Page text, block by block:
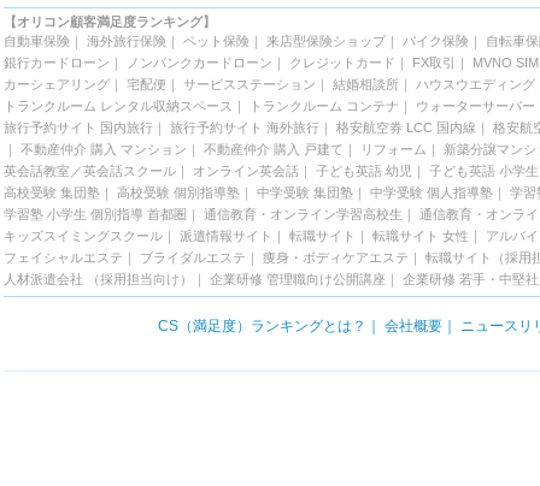
【オリコン顧客満足度ランキング】
自動車保険｜ 海外旅行保険｜ ペット保険｜ 来店型保険ショップ｜ バイク保険｜
自転車
銀行カードローン ｜ ノンバンクカードローン ｜ クレジットカード ｜ FX取引 ｜ MVNO SIM
カーシェアリング｜ 宅配便 ｜ サービスステーション ｜ 結婚相談所｜ ハウスウエディング
トランクルーム レンタル収納スペース ｜ トランクルーム コンテナ ｜ ウォーターサーバー
旅行予約サイト 国内旅行｜ 旅行予約サイト 海外旅行｜ 格安航空券 LCC 国内線 ｜ 格安航
｜ 不動産仲介 購入 マンション ｜ 不動産仲介 購入 戸建て ｜ リフォーム ｜
新築分譲マンシ
英会話教室／英会話スクール｜ オンライン英会話 ｜ 子ども英語 幼児 ｜ 子ども英語 小学生
高校受験 集団塾｜ 高校受験 個別指導塾｜ 中学受験 集団塾｜ 中学受験 個人指導塾｜ 学習
学習塾 小学生 個別指導 首都圏 ｜ 通信教育・オンライン学習高校生 ｜
通信教育・オンラ
キッズスイミングスクール｜ 派遣情報サイト ｜ 転職サイト ｜ 転職サイト 女性 ｜
アルバ
フェイシャルエステ ｜ ブライダルエステ ｜ 痩身・ボディケアエステ ｜ 転職サイト（採用
人材派遣会社 （採用担当向け）
｜ 企業研修 管理職向け公開講座 ｜ 企業研修 若手・中堅
CS（満足度）ランキングとは？ 会社概要｜ ニュースリ